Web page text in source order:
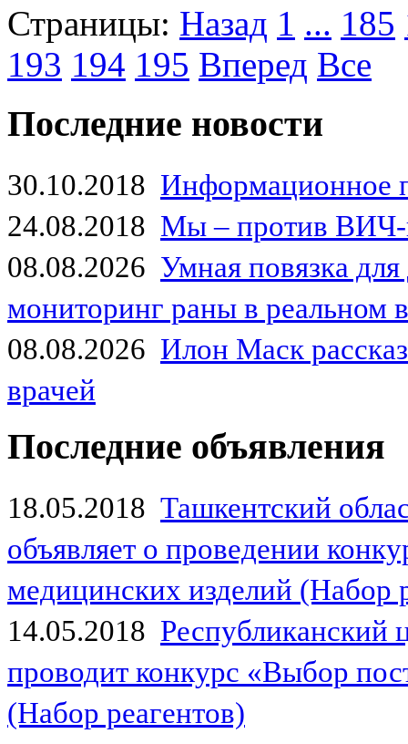
Страницы: Назад 1 ... 185
193 194 195 Вперед Все
Последние новости
30.10.2018 Информационное
24.08.2018 Мы – против
08.08.2026 Умная повязка
мониторинг раны в реальном
08.08.2026 Илон Маск
врачей
Последние объявления
18.05.2018 Ташкентский
объявляет о проведении
медицинских изделий (Набор
14.05.2018
проводит конкурс «Выбор
(Набор реагентов)